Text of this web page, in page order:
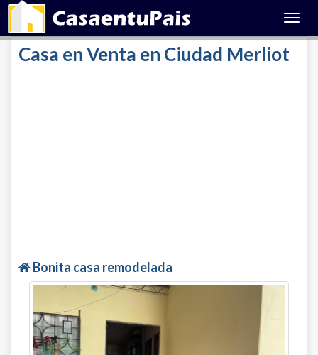
Casa en Venta en Ciudad Merliot
Bonita casa remodelada